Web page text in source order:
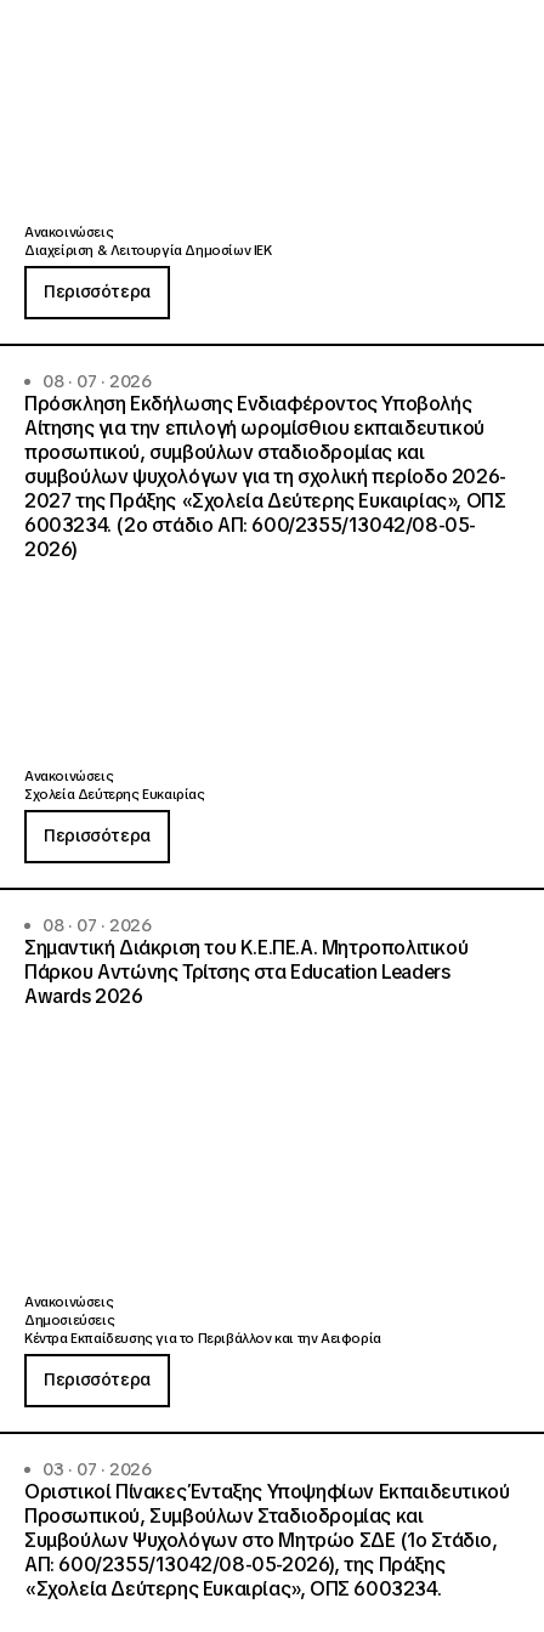
Ανακοινώσεις
Διαχείριση & Λειτουργία Δημοσίων ΙΕΚ
Περισσότερα
08 · 07 · 2026
Πρόσκληση Εκδήλωσης Ενδιαφέροντος Υποβολής
Αίτησης για την επιλογή ωρομίσθιου εκπαιδευτικού
προσωπικού, συμβούλων σταδιοδρομίας και
συμβούλων ψυχολόγων για τη σχολική περίοδο 2026-
2027 της Πράξης «Σχολεία Δεύτερης Ευκαιρίας», ΟΠΣ
6003234. (2ο στάδιο ΑΠ: 600/2355/13042/08-05-
2026)
Ανακοινώσεις
Σχολεία Δεύτερης Ευκαιρίας
Περισσότερα
08 · 07 · 2026
Σημαντική Διάκριση του Κ.Ε.ΠΕ.Α. Μητροπολιτικού
Πάρκου Αντώνης Τρίτσης στα Education Leaders
Awards 2026
Ανακοινώσεις
Δημοσιεύσεις
Κέντρα Εκπαίδευσης για το Περιβάλλον και την Αειφορία
Περισσότερα
03 · 07 · 2026
Οριστικοί Πίνακες Ένταξης Υποψηφίων Εκπαιδευτικού
Προσωπικού, Συμβούλων Σταδιοδρομίας και
Συμβούλων Ψυχολόγων στο Μητρώο ΣΔΕ (1ο Στάδιο,
ΑΠ: 600/2355/13042/08-05-2026), της Πράξης
«Σχολεία Δεύτερης Ευκαιρίας», ΟΠΣ 6003234.